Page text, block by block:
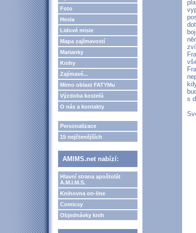
Foto
Hesla
Lidové misie
Mapa zajímavostí
Marianky
Knihy
Zajímavé...
Mimo oblast FATYMu
Výzdoba kostelů
O nás a kontakty
Personalizace
15 nejčtenějších
AMIMS.net nabízí:
Hlavní strana apoštolát
A.M.I.M.S.
Knihovna on-line
Comicsy
Objednávky knih
s